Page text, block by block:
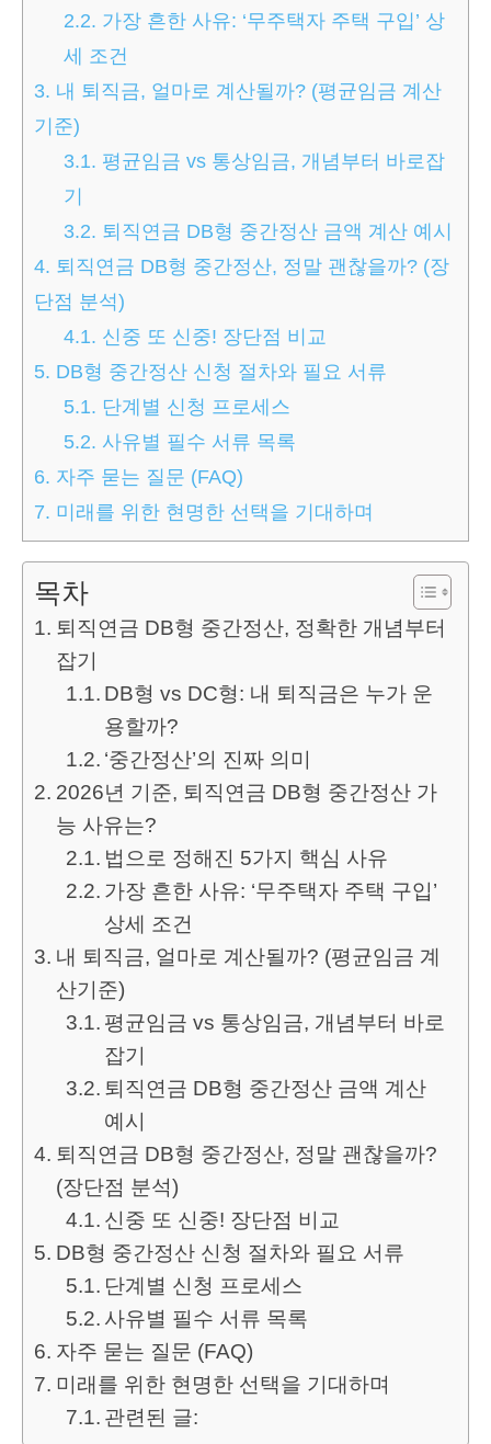
2.2. 가장 흔한 사유: ‘무주택자 주택 구입’ 상
세 조건
3. 내 퇴직금, 얼마로 계산될까? (평균임금 계산
기준)
3.1. 평균임금 vs 통상임금, 개념부터 바로잡
기
3.2. 퇴직연금 DB형 중간정산 금액 계산 예시
4. 퇴직연금 DB형 중간정산, 정말 괜찮을까? (장
단점 분석)
4.1. 신중 또 신중! 장단점 비교
5. DB형 중간정산 신청 절차와 필요 서류
5.1. 단계별 신청 프로세스
5.2. 사유별 필수 서류 목록
6. 자주 묻는 질문 (FAQ)
7. 미래를 위한 현명한 선택을 기대하며
목차
퇴직연금 DB형 중간정산, 정확한 개념부터
잡기
DB형 vs DC형: 내 퇴직금은 누가 운
용할까?
‘중간정산’의 진짜 의미
2026년 기준, 퇴직연금 DB형 중간정산 가
능 사유는?
법으로 정해진 5가지 핵심 사유
가장 흔한 사유: ‘무주택자 주택 구입’
상세 조건
내 퇴직금, 얼마로 계산될까? (평균임금 계
산기준)
평균임금 vs 통상임금, 개념부터 바로
잡기
퇴직연금 DB형 중간정산 금액 계산
예시
퇴직연금 DB형 중간정산, 정말 괜찮을까?
(장단점 분석)
신중 또 신중! 장단점 비교
DB형 중간정산 신청 절차와 필요 서류
단계별 신청 프로세스
사유별 필수 서류 목록
자주 묻는 질문 (FAQ)
미래를 위한 현명한 선택을 기대하며
관련된 글: